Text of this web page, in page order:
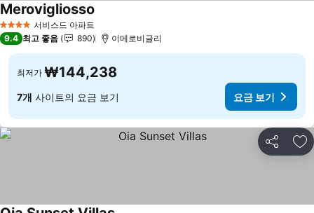
4 성급 서비스드 아파트
Merovigliosso
9.4 최고 좋음 890 이메로비글리
최저가 ₩144,238
7개 사이트의 요금 보기 요금 보기
공유 즐